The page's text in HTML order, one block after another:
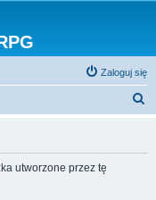
Zaloguj się
utworzone przez tę